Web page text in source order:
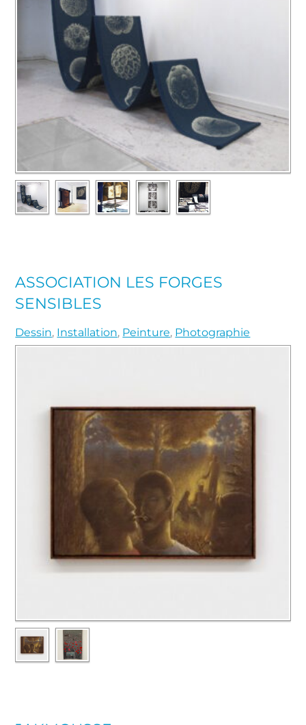
ASSOCIATION LES FORGES
SENSIBLES
Dessin, Installation, Peinture, Photographie